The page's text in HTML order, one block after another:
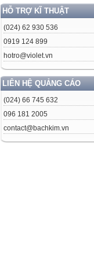
HỖ TRỢ KĨ THUẬT
(024) 62 930 536
0919 124 899
hotro@violet.vn
LIÊN HỆ QUẢNG CÁO
(024) 66 745 632
096 181 2005
contact@bachkim.vn